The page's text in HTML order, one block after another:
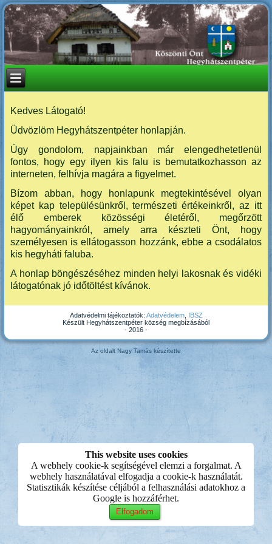
Kedves Látogató!
Üdvözlöm Hegyhátszentpéter honlapján.
Úgy gondolom, napjainkban már elengedhetetlenül
fontos, hogy egy ilyen kis falu is bemutatkozhasson az
interneten, felhívja magára a figyelmet.
Bízom abban, hogy honlapunk megtekintésével olyan
képet kap településünkről, természeti értékeinkről, az itt
élő emberek közösségi életéről, megőrzött
hagyományainkról, amely arra készteti Önt, hogy
személyesen is ellátogasson hozzánk, ebbe a csodálatos
kis hegyháti faluba.
A honlap böngészéséhez minden helyi lakosnak és vidéki
látogatónak jó időtöltést kívánok.
Adatvédelmi tájékoztatók: Adatvédelem,
IBSZ
Készült Hegyhátszentpéter község megbízásából
- 2016 -
Az oldalt Nagy Tamás készítette
This website uses cookies
A webhely cookie-k segítségével elemzi a forgalmat. A
webhely használatával elfogadja a cookie-k használatát.
Statisztikák készítése céljából a felhasználási adatokhoz a
Google is hozzáférhet.
Elfogadom